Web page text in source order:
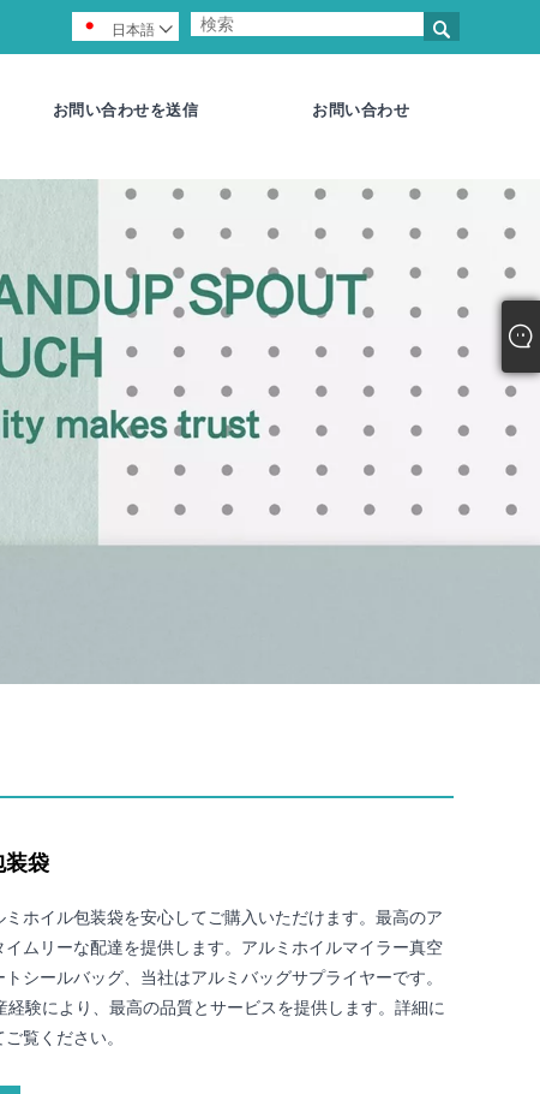

日本語 
お問い合わせを送信 お問い合わせ
装袋
ミホイル包装袋を安心してご購入いただけます。最高のア
イムリーな配達を提供します。アルミホイルマイラー真空
シールバッグ、当社はアルミバッグサプライヤーです。
経験により、最高の品質とサービスを提供します。詳細に
覧ください。